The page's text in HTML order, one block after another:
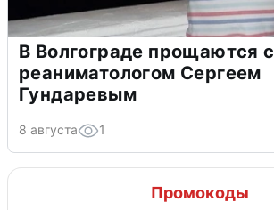
В Волгограде прощаются с
реаниматологом Сергеем
Гундаревым
8 августа 1
Промокоды